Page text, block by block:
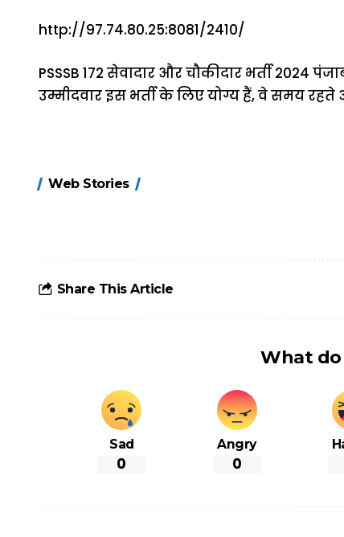
http://97.74.80.25:8081/2410/
PSSSB 172 सेवादार और चौकीदार भर्ती
उम्मीदवार इस भर्ती के लिए योग्य हैं, वे समय
Web Stories
होंगे FASTag के
आसान ट्रिक्स
Share This Article
What
Sad
0
Angry
0